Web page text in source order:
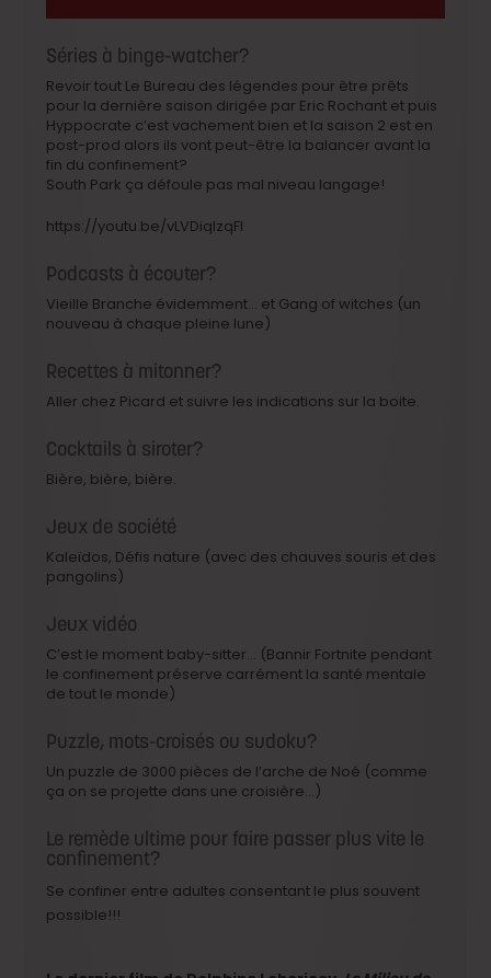
Séries à binge-watcher?
Revoir tout Le Bureau des légendes pour être prêts
pour la dernière saison dirigée par Eric Rochant et puis
Hyppocrate c’est vachement bien et la saison 2 est en
post-prod alors ils vont peut-être la balancer avant la
fin du confinement?
South Park ça défoule pas mal niveau langage!
https://youtu.be/vLVDiqlzqFI
Podcasts à écouter?
Vieille Branche évidemment… et Gang of witches (un
nouveau à chaque pleine lune)
Recettes à mitonner?
Aller chez Picard et suivre les indications sur la boite.
Cocktails à siroter?
Bière, bière, bière.
Jeux de société
Kaleïdos, Défis nature (avec des chauves souris et des
pangolins)
Jeux vidéo
C’est le moment baby-sitter… (Bannir Fortnite pendant
le confinement préserve carrément la santé mentale
de tout le monde)
Puzzle, mots-croisés ou sudoku?
Un puzzle de 3000 pièces de l’arche de Noé (comme
ça on se projette dans une croisière…)
Le remède ultime pour faire passer plus vite le
confinement?
Se confiner entre adultes consentant le plus souvent
possible!!!